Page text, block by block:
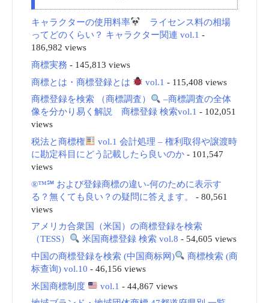
キャラクターの使用料率
ライセンス料の相場
ってどのくらい？ キャラクター関連 vol.1 -
186,982 views
商標実務 - 145,813 views
商標とは・商標登録とは
vol.1 - 115,408 views
商標登録を検索 （商標調査）
–商標調査の全体
像を分かり易く解説 商標登録 検索vol.1 - 102,051
views
税法と商標権
vol.1 会計処理 – 権利取得や譲渡時
に勘定科目にどう記載したら良いのか- 101,547
views
®™℠ および登録商標の違い-何のために表示す
る？無くても良い？の疑問に答えます。
- 80,561
views
アメリカ合衆国（米国）の商標登録を検索
（TESS）
米国商標登録 検索 vol.8 - 54,605 views
中国の商標登録を検索 (中国商标网)
商標検索 (商
标查询) vol.10 - 46,156 views
米国商標制度
vol.1 - 44,867 views